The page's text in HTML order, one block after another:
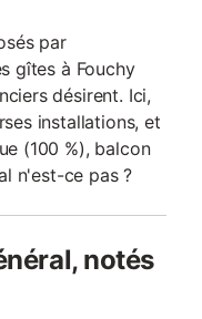
par
gîtes à Fouchy
désirent. Ici,
installations, et
(100 %), balcon
n'est-ce pas ?
notés